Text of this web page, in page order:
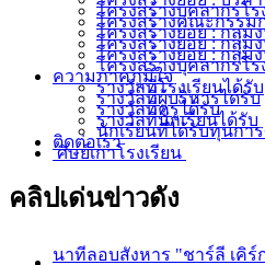
โครงสร้างบุคลากรโร
โครงสร้างคณะกรรม
โครงสร้างย่อย : กลุ่ม
โครงสร้างย่อย : กลุ่ม
โครงสร้างย่อย : กลุ่ม
โครงสร้างบุคลากรโร
ความภาคภูมิใจ
รางวัลที่โรงเรียนได้รับ
รางวัลที่ผู้บริหารได้รับ
รางวัลที่ครูได้รับ
รางวัลที่นักเรียนได้รับ
นักเรียนที่ได้รับทุนกา
ติดต่อเรา
ศิษย์เก่าโรงเรียน
คลิปเด่นข่าวดัง
นาทีลอบสังหาร "ชาร์ลี เคิ